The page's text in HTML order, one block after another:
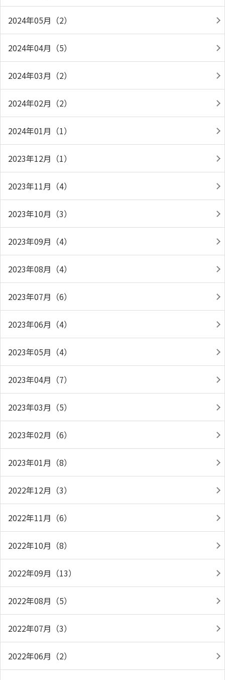
2024年05月（2）
2024年04月（5）
2024年03月（2）
2024年02月（2）
2024年01月（1）
2023年12月（1）
2023年11月（4）
2023年10月（3）
2023年09月（4）
2023年08月（4）
2023年07月（6）
2023年06月（4）
2023年05月（4）
2023年04月（7）
2023年03月（5）
2023年02月（6）
2023年01月（8）
2022年12月（3）
2022年11月（6）
2022年10月（8）
2022年09月（13）
2022年08月（5）
2022年07月（3）
2022年06月（2）